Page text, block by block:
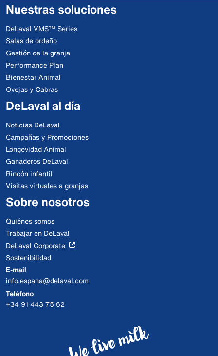
Nuestras soluciones
DeLaval VMS™ Series
Salas de ordeño
Gestión de la granja
Performance Plan
Bienestar Animal
Ovejas y Cabras
DeLaval al día
Noticias DeLaval
Campañas y Promociones
Longevidad Animal
Ganaderos DeLaval
Rincón infantil
Visitas virtuales a granjas
Sobre nosotros
Quiénes somos
Trabajar en DeLaval
DeLaval Corporate
Sostenibilidad
E-mail
info.espana@delaval.com
Teléfono
+34 91 443 75 62